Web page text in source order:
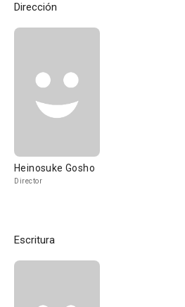
Dirección
Heinosuke Gosho
Director
Escritura